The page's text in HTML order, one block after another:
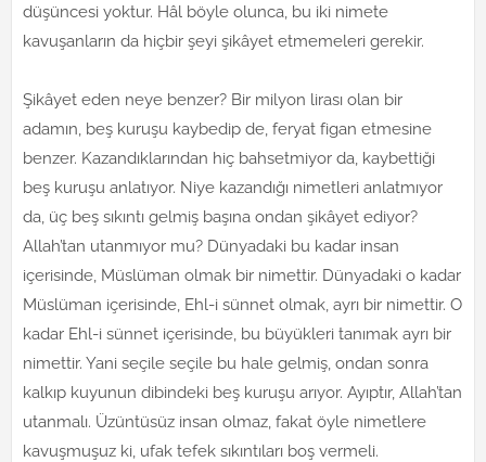
düşüncesi yoktur. Hâl böyle olunca, bu iki nimete
kavuşanların da hiçbir şeyi şikâyet etmemeleri gerekir.
Şikâyet eden neye benzer? Bir milyon lirası olan bir
adamın, beş kuruşu kaybedip de, feryat figan etmesine
benzer. Kazandıklarından hiç bahsetmiyor da, kaybettiği
beş kuruşu anlatıyor. Niye kazandığı nimetleri anlatmıyor
da, üç beş sıkıntı gelmiş başına ondan şikâyet ediyor?
Allah’tan utanmıyor mu? Dünyadaki bu kadar insan
içerisinde, Müslüman olmak bir nimettir. Dünyadaki o kadar
Müslüman içerisinde, Ehl-i sünnet olmak, ayrı bir nimettir. O
kadar Ehl-i sünnet içerisinde, bu büyükleri tanımak ayrı bir
nimettir. Yani seçile seçile bu hale gelmiş, ondan sonra
kalkıp kuyunun dibindeki beş kuruşu arıyor. Ayıptır, Allah’tan
utanmalı. Üzüntüsüz insan olmaz, fakat öyle nimetlere
kavuşmuşuz ki, ufak tefek sıkıntıları boş vermeli.